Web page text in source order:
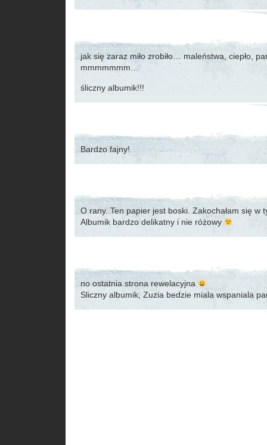
jak się zaraz miło zrobiło… maleństwa, ciepło,
mmmmmmm…
śliczny albumik!!!
Bardzo fajny!
O rany. Ten papier jest boski. Zakochałam się w
Albumik bardzo delikatny i nie różowy
no ostatnia strona rewelacyjna
Sliczny albumik, Zuzia bedzie miala wspaniala